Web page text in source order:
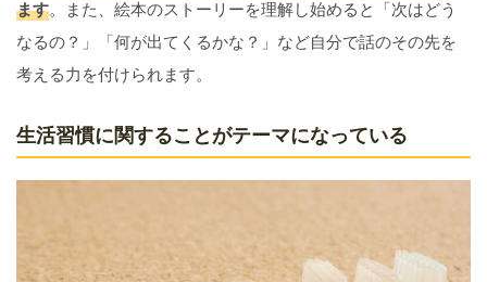
ます。また、絵本のストーリーを理解し始めると「次はどう
なるの？」「何が出てくるかな？」など自分で話のその先を
考える力を付けられます。
生活習慣に関することがテーマになっている